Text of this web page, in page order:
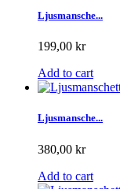
Ljusmansche...
199,00 kr
Add to cart
Ljusmansche...
380,00 kr
Add to cart